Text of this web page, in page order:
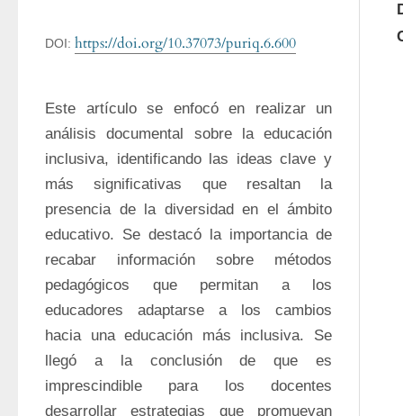
DOI: https://doi.org/10.37073/puriq.6.600
Este artículo se enfocó en realizar un
análisis documental sobre la educación
inclusiva, identificando las ideas clave y
más significativas que resaltan la
presencia de la diversidad en el ámbito
educativo. Se destacó la importancia de
recabar información sobre métodos
pedagógicos que permitan a los
educadores adaptarse a los cambios
hacia una educación más inclusiva. Se
llegó a la conclusión de que es
imprescindible para los docentes
desarrollar estrategias que promuevan